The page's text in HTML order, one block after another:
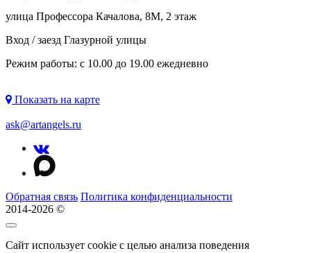
улица Профессора Качалова, 8М, 2 этаж
Вход / заезд Глазурной улицы
Режим работы: с 10.00 до 19.00 ежедневно
Показать на карте
ask@artangels.ru
Обратная связь Политика конфиденциальности
2014-2026 ©
Сайт использует cookie с целью анализа поведения